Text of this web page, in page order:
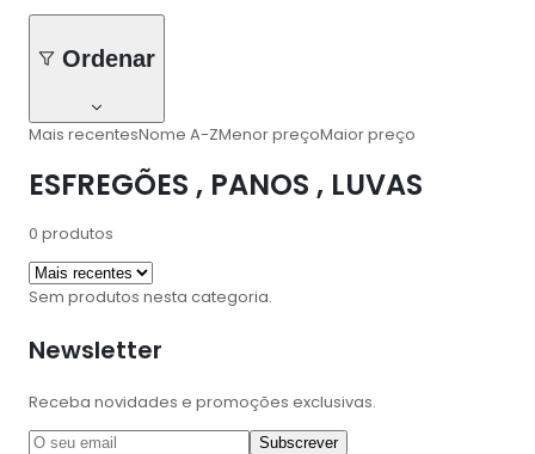
Ordenar
Mais recentesNome A-ZMenor preçoMaior preço
ESFREGÕES , PANOS , LUVAS
0 produtos
Sem produtos nesta categoria.
Newsletter
Receba novidades e promoções exclusivas.
Subscrever